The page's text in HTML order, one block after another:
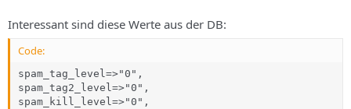
Interessant sind diese Werte aus der DB:
Code:
spam_tag_level=>"0",
spam_tag2_level=>"0",
spam_kill_level=>"0",